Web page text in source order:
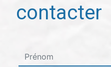
contacter